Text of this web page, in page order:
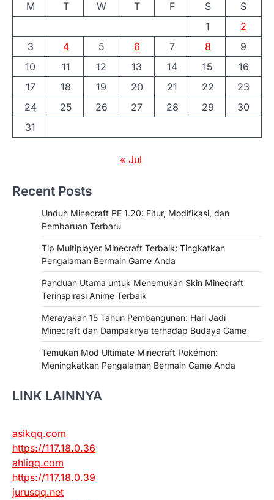
M
T W T F S
S
1
2
3
4 5 6 7 8
9
10
11 12 13 14 15
16
17
18 19 20 21 22
23
24
25 26 27 28 29
30
31
« Jul
Recent Posts
Unduh Minecraft PE 1.20: Fitur, Modifikasi, dan
Pembaruan Terbaru
Tip Multiplayer Minecraft Terbaik: Tingkatkan
Pengalaman Bermain Game Anda
Panduan Utama untuk Menemukan Skin Minecraft
Terinspirasi Anime Terbaik
Merayakan 15 Tahun Pembangunan: Hari Jadi
Minecraft dan Dampaknya terhadap Budaya Game
Temukan Mod Ultimate Minecraft Pokémon:
Meningkatkan Pengalaman Bermain Game Anda
LINK LAINNYA
asikqq.com
https://117.18.0.36
ahliqq.com
https://117.18.0.39
jurusqq.net